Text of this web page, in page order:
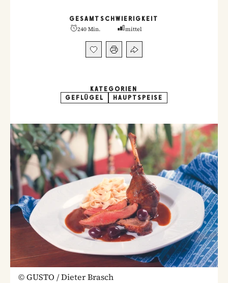
GESAMT
240 Min.
SCHWIERIGKEIT
mittel
KATEGORIEN
GEFLÜGEL
HAUPTSPEISE
©GUSTO / Dieter Brasch